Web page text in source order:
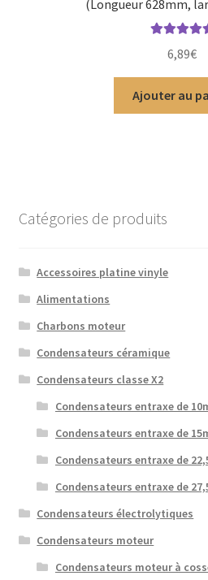
(Longueur 628mm,
6,89€
Ajouter au
Catégories de produits
Accessoires platine vinyle
Alimentations
Charbons moteur
Condensateurs céramique
Condensateurs classe X2
Condensateurs entraxe de
Condensateurs entraxe de
Condensateurs entraxe de
Condensateurs entraxe de
Condensateurs électrolytiques
Condensateurs moteur
Condensateurs moteur à